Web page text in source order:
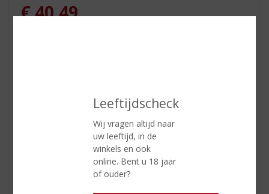
Leeftijdscheck
Wij vragen altijd naar
uw leeftijd, in de
winkels en ook
online. Bent u 18 jaar
of ouder?
€40,49
ETIKETINFORMATIE
Land van Herkomst
Schotland
Hooglanden
70 CL